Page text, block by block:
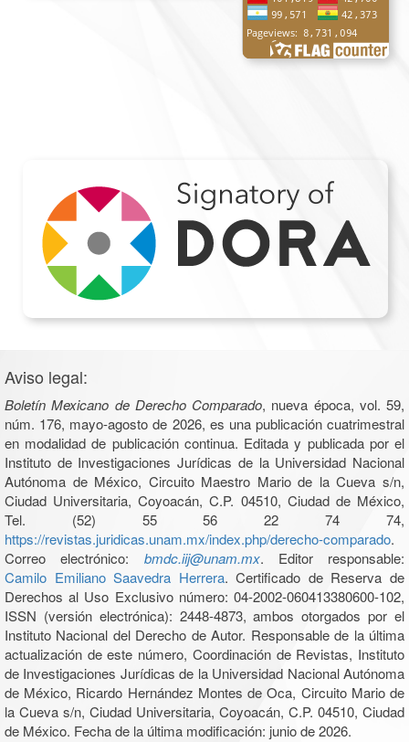
Aviso legal:
Boletín Mexicano de Derecho Comparado, nueva época, vol. 59,
núm. 176, mayo-agosto de 2026, es una publicación cuatrimestral
en modalidad de publicación continua. Editada y publicada por el
Instituto de Investigaciones Jurídicas de la Universidad Nacional
Autónoma de México, Circuito Maestro Mario de la Cueva s/n,
Ciudad Universitaria, Coyoacán, C.P. 04510, Ciudad de México,
Tel. (52) 55 56 22 74 74,
https://revistas.juridicas.unam.mx/index.php/derecho-comparado.
Correo electrónico: bmdc.iij@unam.mx. Editor responsable:
Camilo Emiliano Saavedra Herrera. Certificado de Reserva de
Derechos al Uso Exclusivo número: 04-2002-060413380600-102,
ISSN (versión electrónica): 2448-4873, ambos otorgados por el
Instituto Nacional del Derecho de Autor. Responsable de la última
actualización de este número, Coordinación de Revistas, Instituto
de Investigaciones Jurídicas de la Universidad Nacional Autónoma
de México, Ricardo Hernández Montes de Oca, Circuito Mario de
la Cueva s/n, Ciudad Universitaria, Coyoacán, C.P. 04510, Ciudad
de México. Fecha de la última modificación: junio de 2026.